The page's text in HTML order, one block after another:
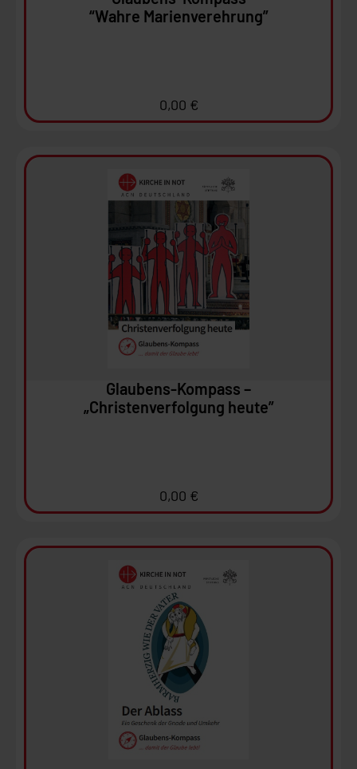
“Wahre Marienverehrung”
0,00 €
Glaubens-Kompass –
„Christenverfolgung heute”
0,00 €
Ansehen
In den Warenkorb
Ansehen